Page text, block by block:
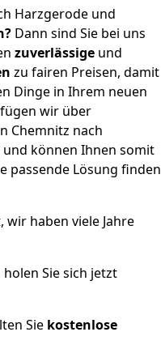
Harzgerode und
Dann sind Sie bei uns
zuverlässige und
zu fairen Preisen, damit
Dinge in Ihrem neuen
wir über
Chemnitz nach
können Ihnen somit
passende Lösung finden
haben viele Jahre
holen Sie sich jetzt
Sie kostenlose